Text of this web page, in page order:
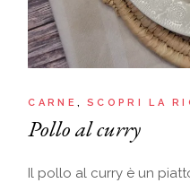
CARNE SCOPRI LA
Pollo al curry
Il pollo al curry è un